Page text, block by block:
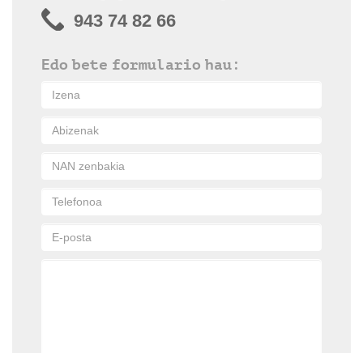
943 74 82 66
Edo bete formulario hau: